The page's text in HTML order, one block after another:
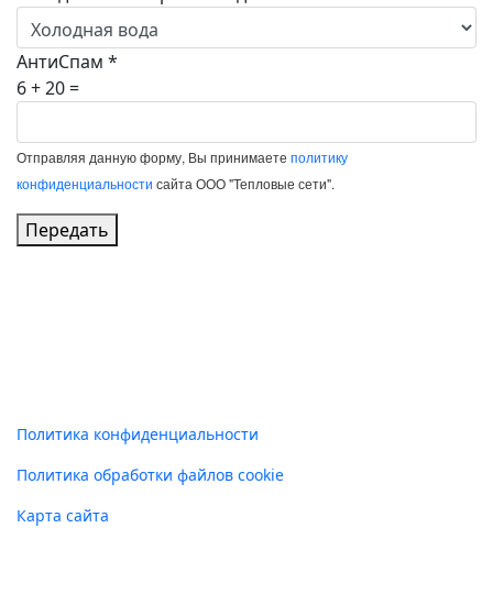
АнтиСпам *
6 + 20 =
Отправляя данную форму, Вы принимаете политику
конфиденциальности сайта ООО "Тепловые сети".
Передать
Политика конфиденциальности
Политика обработки файлов cookie
Карта сайта